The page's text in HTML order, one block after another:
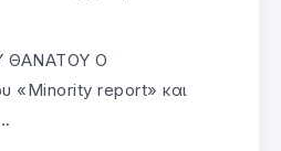
ΘΑΝΑΤΟΥ Ο
«Minority report» και